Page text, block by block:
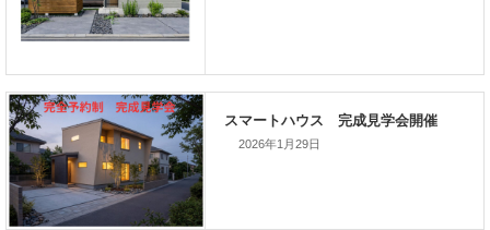
家づくりこぼれ話！
2026年1月29日